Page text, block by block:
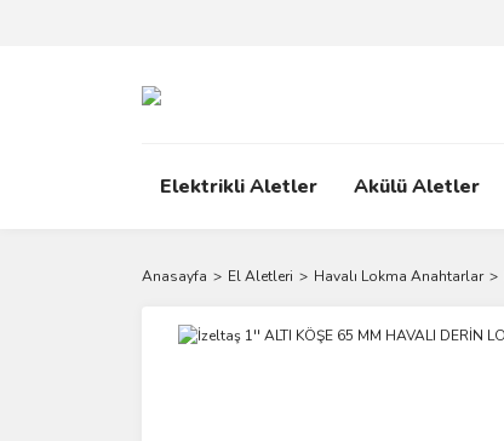
Elektrikli Aletler Akülü Aletler
Anasayfa El Aletleri Havalı Lokma Anahtarlar